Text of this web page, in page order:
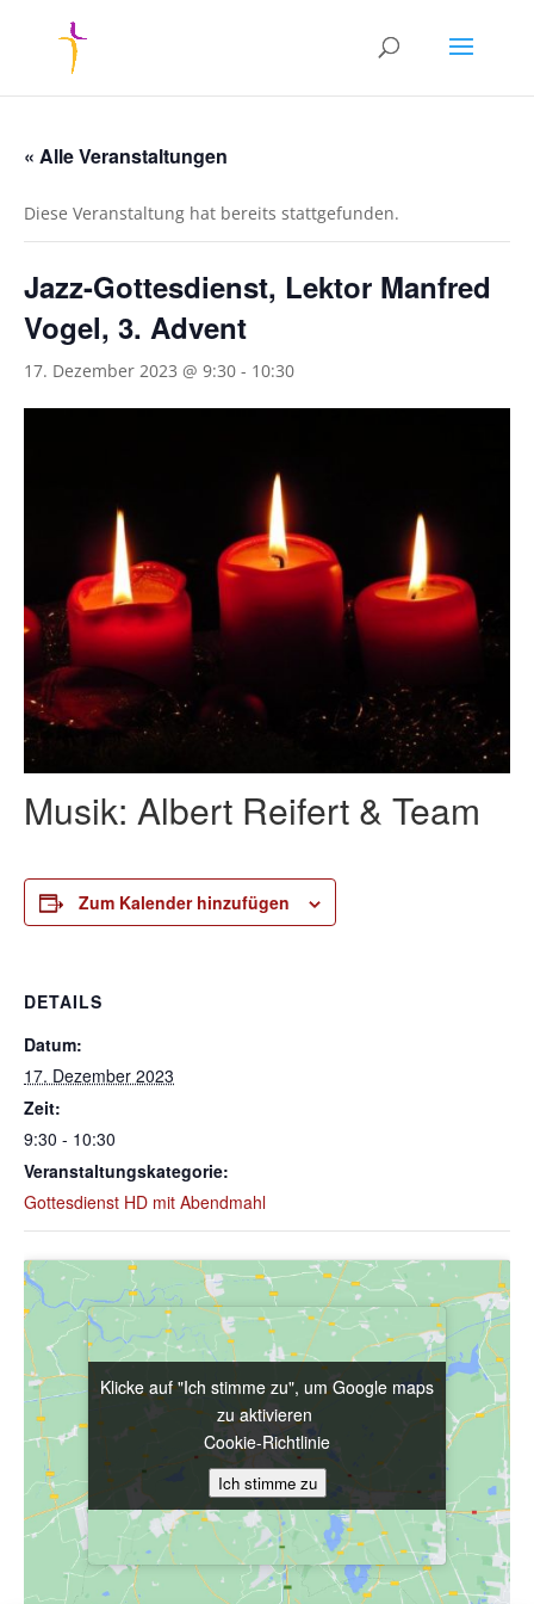
« Alle Veranstaltungen
Diese Veranstaltung hat bereits stattgefunden.
Jazz-Gottesdienst, Lektor Manfred
Vogel, 3. Advent
17. Dezember 2023 @ 9:30 - 10:30
Musik: Albert Reifert & Team
Zum Kalender hinzufügen
DETAILS
Datum:
17. Dezember 2023
Zeit:
9:30 - 10:30
Veranstaltungskategorie:
Gottesdienst HD mit Abendmahl
Klicke auf "Ich stimme zu", um Google maps
zu aktivieren
Cookie-Richtlinie
Ich stimme zu
Klicke auf "Ich stimme zu", um Google maps
zu aktivieren
Cookie-Richtlinie
Ich stimme zu